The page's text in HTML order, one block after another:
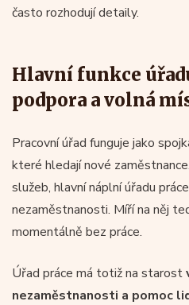
často rozhodují detaily.
Hlavní funkce
podpora a volná
Pracovní úřad funguje jako
které hledají nové
služeb, hlavní náplní úřadu
nezaměstnanosti. Míří na něj
momentálně bez práce.
Úřad práce má totiž na starost
nezaměstnanosti a pomoc